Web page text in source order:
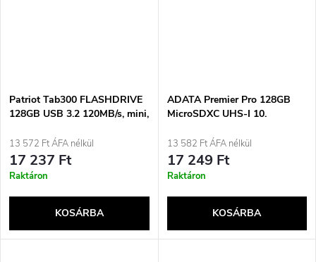
Patriot Tab300 FLASHDRIVE
128GB USB 3.2 120MB/s, mini,
13 572 Ft ÁFA nélkül
17 237 Ft
Raktáron
KOSÁRBA
ADATA Premier Pro 128GB
MicroSDXC UHS-I 10.
13 582 Ft ÁFA nélkül
17 249 Ft
Raktáron
KOSÁRBA